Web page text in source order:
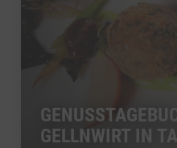
GELLNWIRT IN